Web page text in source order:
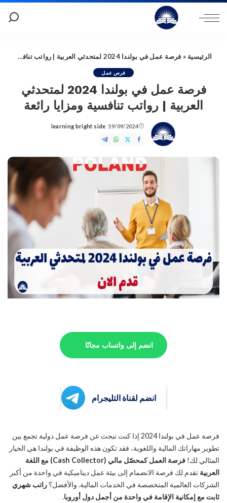
الرئيسية » فرصة عمل في بولندا 2024 لمتحدثي العربية | رواتب تنافسية ومزايا رائعة
فرص عمل
فرصة عمل في بولندا 2024 لمتحدثي
العربية | رواتب تنافسية ومزايا رائعة
19/09/2024
Posted
by
learning bright side
انضم إلى واتساب مجانًا
انضم لقناة التليجرام
فرصة عمل في بولندا 2024 إذا كنت تبحث عن فرصة عمل دولية تجمع بين
تطوير مهاراتك المالية واللغوية، فقد تكون هذه الوظيفة في بولندا هي الخيار
المثالي لك!
فرصة العمل كمحصّل مالي (Cash Collector) مع اللغة
العربية تقدم لك فرصة الانضمام إلى بيئة عمل ديناميكية في واحدة من أكبر
الشركات العالمية المتخصصة في الخدمات المالية. والأفضل؟ راتب شهري
ثابت مع إمكانية الإقامة في واحدة من أجمل دول أوروبا.